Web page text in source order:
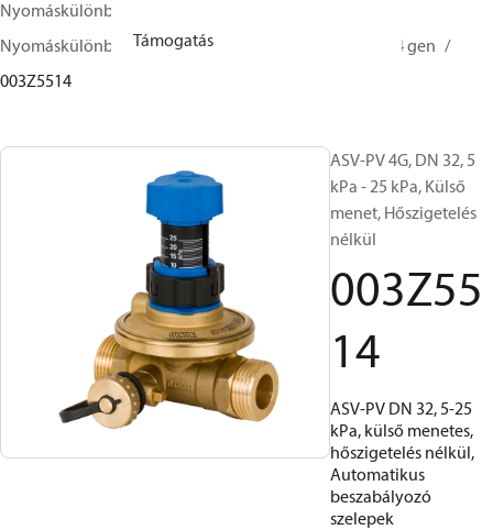
Támogatás
Nyomáskülönbség-szabályozás
Nyomáskülönbség-szabályozók
ASV-PV 4 gen
003Z5514
ASV-PV 4G, DN 32, 5
kPa - 25 kPa, Külső
menet, Hőszigetelés
nélkül
003Z55
14
ASV-PV DN 32, 5-25
kPa, külső menetes,
hőszigetelés nélkül,
Automatikus
beszabályozó
szelepek